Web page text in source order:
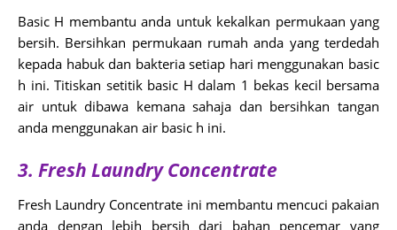
Basic H membantu anda untuk kekalkan permukaan yang
bersih. Bersihkan permukaan rumah anda yang terdedah
kepada habuk dan bakteria setiap hari menggunakan basic
h ini. Titiskan setitik basic H dalam 1 bekas kecil bersama
air untuk dibawa kemana sahaja dan bersihkan tangan
anda menggunakan air basic h ini.
3. Fresh Laundry Concentrate
Fresh Laundry Concentrate ini membantu mencuci pakaian
anda dengan lebih bersih dari bahan pencemar yang